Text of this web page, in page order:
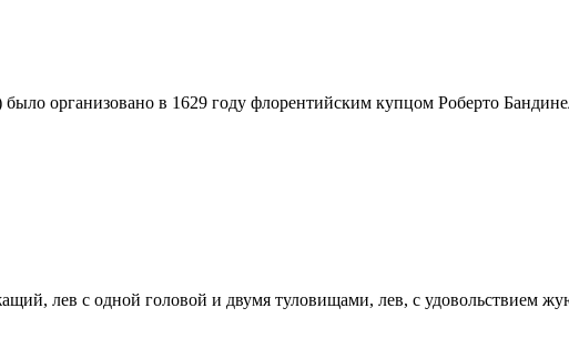
организовано в 1629 году флорентийским купцом Роберто
лев с одной головой и двумя туловищами, лев, с удовольствием